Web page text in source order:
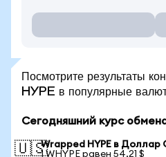
Посмотрите результаты
HYPE в популярные
Сегодняшний курс
🇺🇸Wrapped HYPE в
1 WHYPE равен 54,21 $